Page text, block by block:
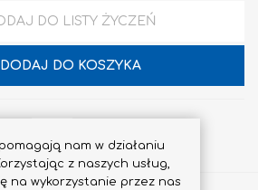
DO LISTY ŻYCZEŃ
DODAJ DO KOSZYKA
nam w działaniu
z naszych usług,
na wykorzystanie przez nas